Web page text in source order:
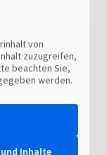
von
zuzugreifen,
beachten Sie,
werden.
Inhalte